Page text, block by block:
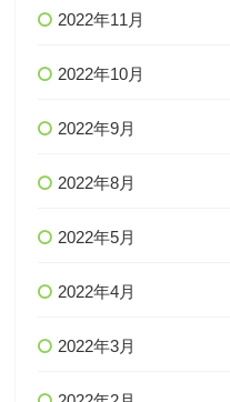
2022年11月
2022年10月
2022年9月
2022年8月
2022年5月
2022年4月
2022年3月